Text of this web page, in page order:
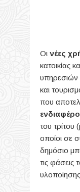
Οι νέες
κατοικίας
υπηρεσιών
και
που
του τρίτου
οποίοι σε
δημόσιο
τις φάσεις